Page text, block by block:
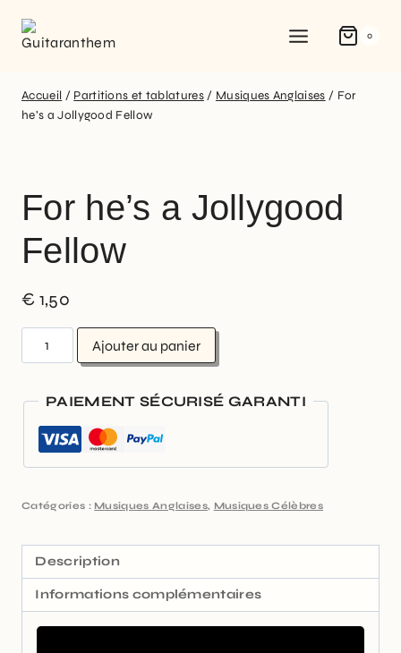
0
Accueil / Partitions et tablatures / Musiques Anglaises / For
he’s a Jollygood Fellow
For he’s a Jollygood
Fellow
€ 1,50
Ajouter au panier
PAIEMENT SÉCURISÉ GARANTI
Catégories : Musiques Anglaises, Musiques Célèbres
Description
Informations complémentaires